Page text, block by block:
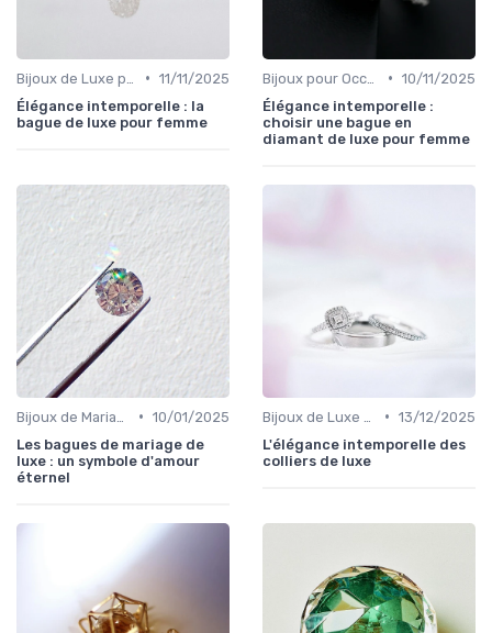
• 11/11/2025
Élégance intemporelle : la
bague de luxe pour femme
• 10/11/2025
Élégance intemporelle :
choisir une bague en
diamant de luxe pour femme
• 10/01/2025
Les bagues de mariage de
luxe : un symbole d'amour
éternel
• 13/12/2025
L'élégance intemporelle des
colliers de luxe